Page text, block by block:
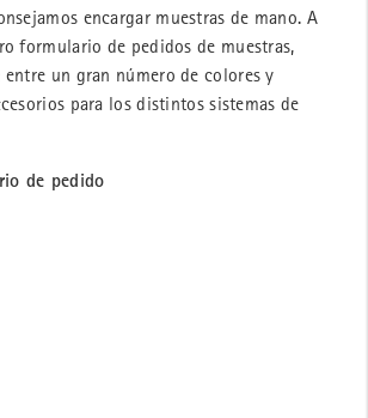
encargar muestras de mano. A
formulario de pedidos de muestras,
entre un gran número de colores y
para los distintos sistemas de
de pedido